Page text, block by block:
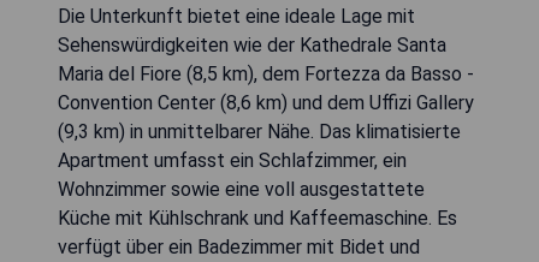
Die Unterkunft bietet eine ideale Lage mit
Sehenswürdigkeiten wie der Kathedrale Santa
Maria del Fiore (8,5 km), dem Fortezza da Basso -
Convention Center (8,6 km) und dem Uffizi Gallery
(9,3 km) in unmittelbarer Nähe. Das klimatisierte
Apartment umfasst ein Schlafzimmer, ein
Wohnzimmer sowie eine voll ausgestattete
Küche mit Kühlschrank und Kaffeemaschine. Es
verfügt über ein Badezimmer mit Bidet und